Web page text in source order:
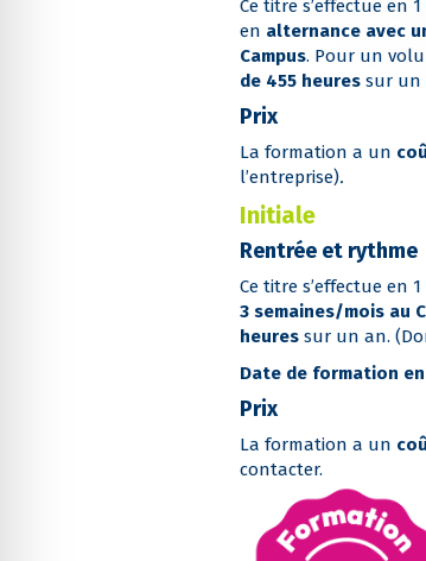
Ce titre s’effectue en
en alternance avec
Campus. Pour un
de 455 heures sur un
Prix
La formation a un
l’entreprise).
Initiale
Rentrée et rythme
Ce titre s’effectue en
3 semaines/mois au
heures sur un an.
Date de formation
Prix
La formation a un
contacter.